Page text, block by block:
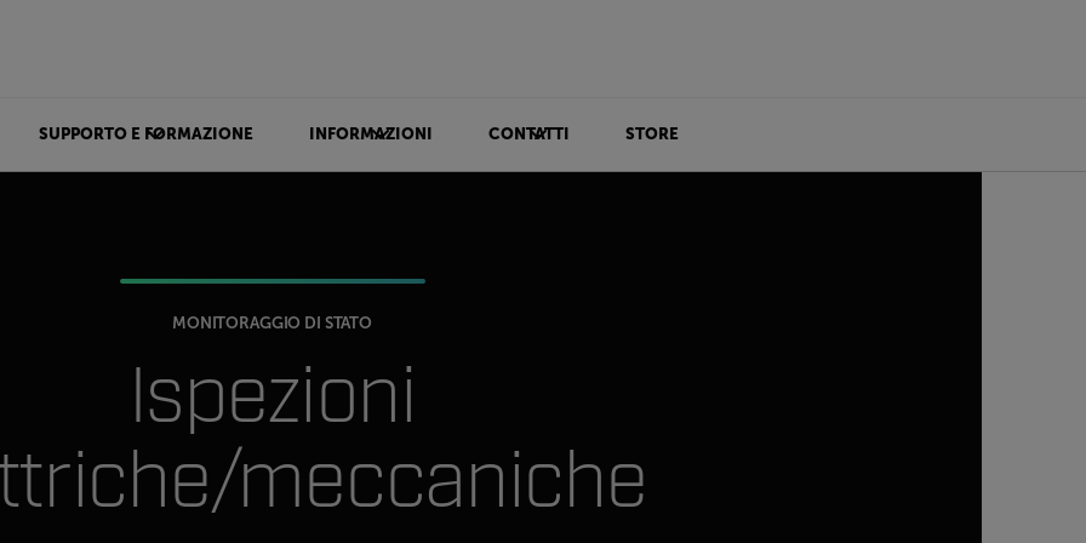
SUPPORTO E FORMAZIONE INFORMAZIONI CONTATTI STORE
MONITORAGGIO DI STATO
Ispezioni
meccaniche